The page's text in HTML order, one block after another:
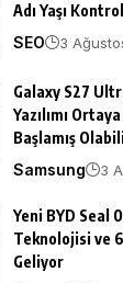
Adı Yaşı
SEO
3
Galaxy S27
Yazılımı
Başlamış
Samsung
3
Yeni BYD Seal
Teknolojisi ve
Geliyor